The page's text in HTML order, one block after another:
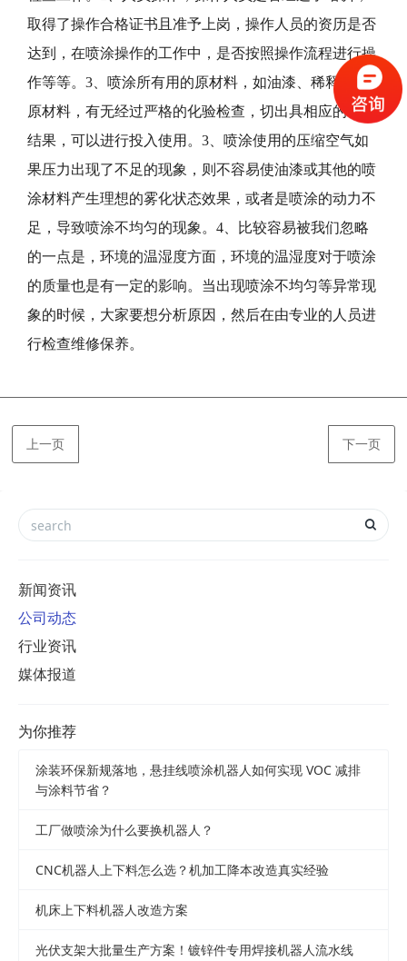
取得了操作合格证书且准予上岗，操作人员的资历是否
达到，在喷涂操作的工作中，是否按照操作流程进行操
作等等。3、喷涂所有用的原材料，如油漆、稀释剂等
原材料，有无经过严格的化验检查，切出具相应的检查
结果，可以进行投入使用。3、喷涂使用的压缩空气如
果压力出现了不足的现象，则不容易使油漆或其他的喷
涂材料产生理想的雾化状态效果，或者是喷涂的动力不
足，导致喷涂不均匀的现象。4、比较容易被我们忽略
的一点是，环境的温湿度方面，环境的温湿度对于喷涂
的质量也是有一定的影响。当出现喷涂不均匀等异常现
象的时候，大家要想分析原因，然后在由专业的人员进
行检查维修保养。
上一页 下一页
新闻资讯
公司动态
行业资讯
媒体报道
为你推荐
涂装环保新规落地，悬挂线喷涂机器人如何实现 VOC 减排
与涂料节省？
工厂做喷涂为什么要换机器人？
CNC机器人上下料怎么选？机加工降本改造真实经验
机床上下料机器人改造方案
光伏支架大批量生产方案！镀锌件专用焊接机器人流水线